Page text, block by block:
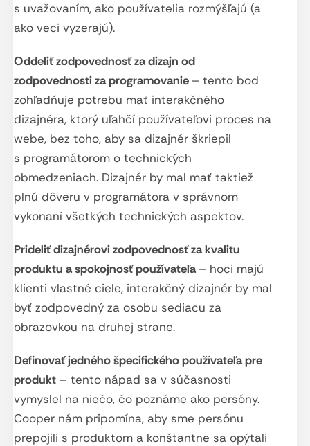
s uvažovaním, ako používatelia rozmýšľajú (a
ako veci vyzerajú).
Oddeliť zodpovednosť za dizajn od
zodpovednosti za programovanie – tento bod
zohľadňuje potrebu mať interakčného
dizajnéra, ktorý uľahčí používateľovi proces na
webe, bez toho, aby sa dizajnér škriepil
s programátorom o technických
obmedzeniach. Dizajnér by mal mať taktiež
plnú dôveru v programátora v správnom
vykonaní všetkých technických aspektov.
Prideliť dizajnérovi zodpovednosť za kvalitu
produktu a spokojnosť používateľa– hoci majú
klienti vlastné ciele, interakčný dizajnér by mal
byť zodpovedný za osobu sediacu za
obrazovkou na druhej strane.
Definovať jedného špecifického používateľa pre
produkt– tento nápad sa v súčasnosti
vymyslel na niečo, čo poznáme ako persóny.
Cooper nám pripomína, aby sme persónu
prepojili s produktom a konštantne sa opýtali